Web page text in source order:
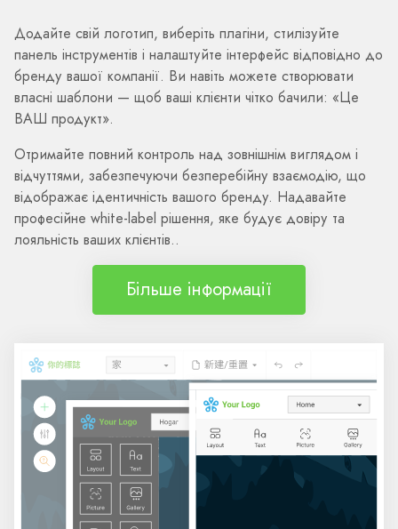
Додайте свій логотип, виберіть плагіни, стилізуйте
панель інструментів і налаштуйте інтерфейс відповідно до
бренду вашої компанії. Ви навіть можете створювати
власні шаблони — щоб ваші клієнти чітко бачили: «Це
ВАШ продукт».
Отримайте повний контроль над зовнішнім виглядом і
відчуттями, забезпечуючи безперебійну взаємодію, що
відображає ідентичність вашого бренду. Надавайте
професійне white-label рішення, яке будує довіру та
лояльність ваших клієнтів..
Більше інформації